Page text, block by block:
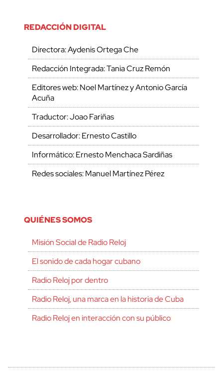
REDACCIÓN DIGITAL
Directora: Aydenis Ortega Che
Redacción Integrada: Tania Cruz Remón
Editores web: Noel Martínez y Antonio García
Acuña
Traductor: Joao Fariñas
Desarrollador: Ernesto Castillo
Informático: Ernesto Menchaca Sardiñas
Redes sociales: Manuel Martínez Pérez
QUIÉNES SOMOS
Misión Social de Radio Reloj
El sonido de cada hogar cubano
Radio Reloj por dentro
Radio Reloj, una marca en la historia de Cuba
Radio Reloj en interacción con su público